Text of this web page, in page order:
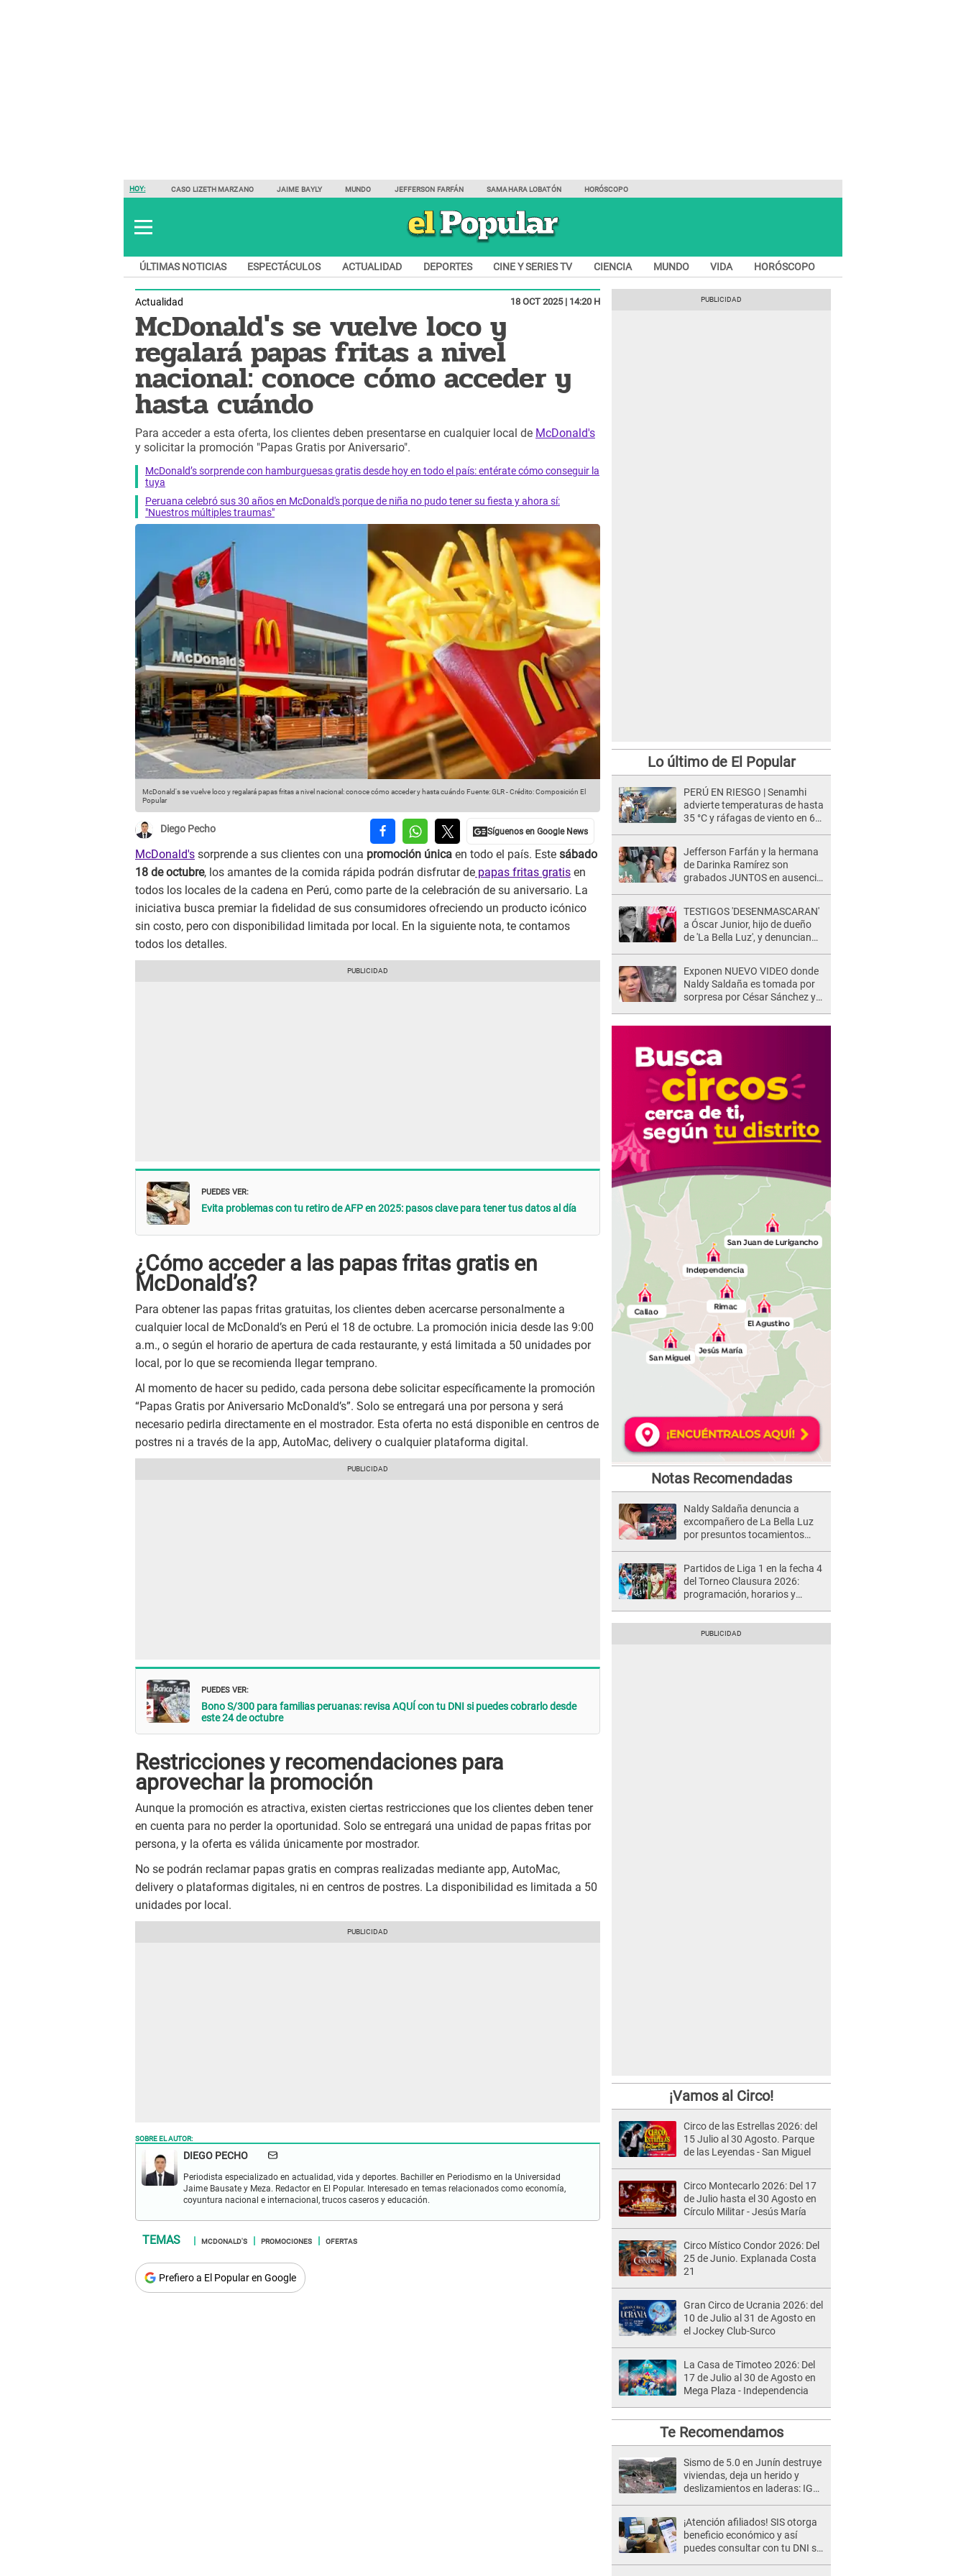
HOY: CASO LIZETH MARZANO JAIME BAYLY MUNDO JEFFERSON FARFÁN SAMAHARA LOBATÓN HORÓSCOPO
ÚLTIMAS NOTICIAS ESPECTÁCULOS ACTUALIDAD DEPORTES CINE Y SERIES TV CIENCIA MUNDO VIDA HORÓSCOPO
Actualidad 18 OCT 2025 | 14:20 H
McDonald's se vuelve loco y
regalará papas fritas a nivel
nacional: conoce cómo acceder y
hasta cuándo
Para acceder a esta oferta, los clientes deben presentarse en cualquier local de McDonald's
y solicitar la promoción "Papas Gratis por Aniversario".
McDonald’s sorprende con hamburguesas gratis desde hoy en todo el país: entérate cómo conseguir la
tuya
Peruana celebró sus 30 años en McDonald's porque de niña no pudo tener su fiesta y ahora sí:
"Nuestros múltiples traumas"
McDonald's se vuelve loco y regalará papas fritas a nivel nacional: conoce cómo acceder y hasta cuándo Fuente: GLR-Crédito: Composición El
Popular
Diego Pecho
McDonald's sorprende a sus clientes con una promoción única en todo el país. Este sábado
18 de octubre, los amantes de la comida rápida podrán disfrutar de papas fritas gratis en
todos los locales de la cadena en Perú, como parte de la celebración de su aniversario. La
iniciativa busca premiar la fidelidad de sus consumidores ofreciendo un producto icónico
sin costo, pero con disponibilidad limitada por local. En la siguiente nota, te contamos
todos los detalles.
PUEDES VER:
Evita problemas con tu retiro de AFP en 2025: pasos clave para tener tus datos al día
¿Cómo acceder a las papas fritas gratis en
McDonald’s?
Para obtener las papas fritas gratuitas, los clientes deben acercarse personalmente a
cualquier local de McDonald’s en Perú el 18 de octubre. La promoción inicia desde las 9:00
a.m., o según el horario de apertura de cada restaurante, y está limitada a 50 unidades por
local, por lo que se recomienda llegar temprano.
Al momento de hacer su pedido, cada persona debe solicitar específicamente la promoción
“Papas Gratis por Aniversario McDonald’s”. Solo se entregará una por persona y será
necesario pedirla directamente en el mostrador. Esta oferta no está disponible en centros de
postres ni a través de la app, AutoMac, delivery o cualquier plataforma digital.
PUEDES VER:
Bono S/300 para familias peruanas: revisa AQUÍ con tu DNI si puedes cobrarlo desde
este 24 de octubre
Restricciones y recomendaciones para
aprovechar la promoción
Aunque la promoción es atractiva, existen ciertas restricciones que los clientes deben tener
en cuenta para no perder la oportunidad. Solo se entregará una unidad de papas fritas por
persona, y la oferta es válida únicamente por mostrador.
No se podrán reclamar papas gratis en compras realizadas mediante app, AutoMac,
delivery o plataformas digitales, ni en centros de postres. La disponibilidad es limitada a 50
unidades por local.
SOBRE EL AUTOR:
DIEGO PECHO
Periodista especializado en actualidad, vida y deportes. Bachiller en Periodismo en la Universidad
Jaime Bausate y Meza. Redactor en El Popular. Interesado en temas relacionados como economía,
coyuntura nacional e internacional, trucos caseros y educación.
MCDONALD'S PROMOCIONES OFERTAS
Prefiero a El Popular en Google
Lo último de El Popular
PERÚ EN RIESGO | Senamhi
advierte temperaturas de hasta
35 °C y ráfagas de viento en 6
Jefferson Farfán y la hermana
de Darinka Ramírez son
grabados JUNTOS en ausencia
TESTIGOS 'DESENMASCARAN'
a Óscar Junior, hijo de dueño
de 'La Bella Luz', y denuncian
Exponen NUEVO VIDEO donde
Naldy Saldaña es tomada por
sorpresa por César Sánchez y
Notas Recomendadas
Naldy Saldaña denuncia a
excompañero de La Bella Luz
por presuntos tocamientos
Partidos de Liga 1 en la fecha 4
del Torneo Clausura 2026:
programación, horarios y
¡Vamos al Circo!
Circo de las Estrellas 2026: del
15 Julio al 30 Agosto. Parque
de las Leyendas - San Miguel
Circo Montecarlo 2026: Del 17
de Julio hasta el 30 Agosto en
Círculo Militar - Jesús María
Circo Místico Condor 2026: Del
25 de Junio. Explanada Costa
21
Gran Circo de Ucrania 2026: del
10 de Julio al 31 de Agosto en
el Jockey Club-Surco
La Casa de Timoteo 2026: Del
17 de Julio al 30 de Agosto en
Mega Plaza - Independencia
Te Recomendamos
Sismo de 5.0 en Junín destruye
viviendas, deja un herido y
deslizamientos en laderas: IGP
¡Atención afiliados! SIS otorga
beneficio económico y así
puedes consultar con tu DNI si